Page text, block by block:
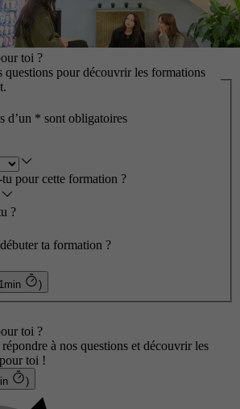
toi ?
questions pour découvrir les formations
d’un * sont obligatoires
pour cette formation ?
?
ta formation ?
)
toi ?
à nos questions et découvrir les
toi !
)